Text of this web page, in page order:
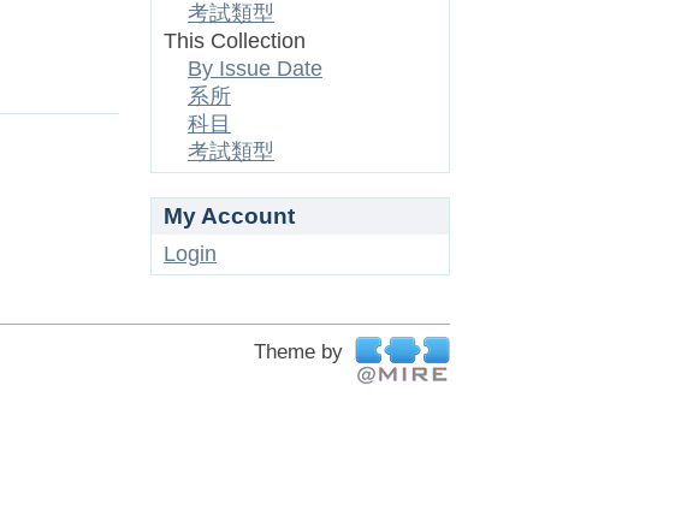
考試類型
This Collection
By Issue Date
系所
科目
考試類型
My Account
Login
Theme by